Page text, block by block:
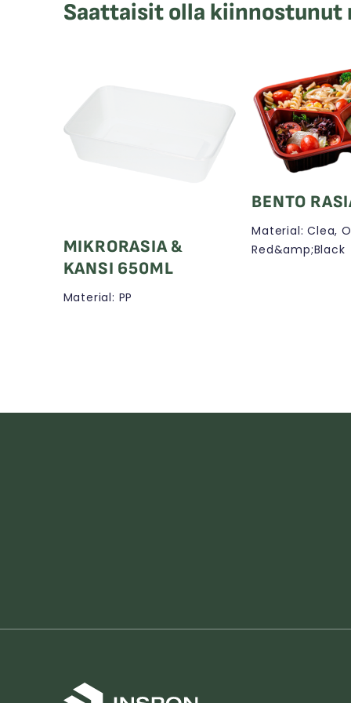
Saattaisit olla kiinnostunut
MIKRORASIA &
KANSI 650ML
Material: PP
BENTO
Material: Clea,
Red&amp;Black